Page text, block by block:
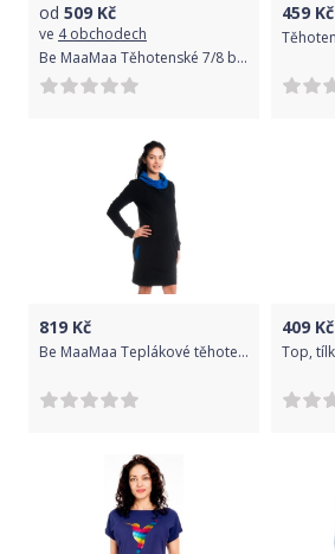
od 509 Kč
ve 4 obchodech
Be MaaMaa Těhotenské 7/8 bederní kalhoty - žluté, vel. M
459 Kč
819 Kč
Be MaaMaa Teplákové těhotenské/kojící šaty Eline, dlouhý rukáv - černé, vel. XL
409 Kč